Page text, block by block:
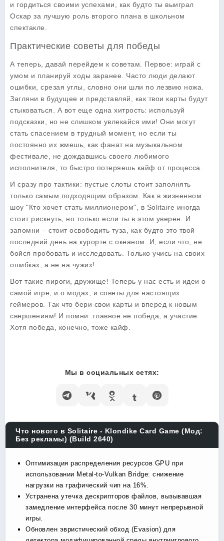
и гордиться своими успехами, как будто ты выиграл
Оскар за лучшую роль второго плана в школьном
спектакле.
Практические советы для победы
А теперь, давай перейдем к советам. Первое: играй с
умом и планируй ходы заранее . Часто люди делают
ошибки, срезая углы, словно они шли по лезвию ножа.
Загляни в будущее и представляй, как твои карты будут
стыковаться. А вот еще одна хитрость: используй
подсказки, но не слишком увлекайся ими! Они могут
стать спасением в трудный момент, но если ты
постоянно их жмешь, как фанат на музыкальном
фестивале, не дождавшись своего любимого
исполнителя, то быстро потеряешь кайф от процесса.
И сразу про тактики: пустые слоты стоит заполнять
только самым подходящим образом . Как в жизненном
шоу "Кто хочет стать миллионером", в Solitaire иногда
стоит рискнуть, но только если ты в этом уверен. И
запомни – стоит освободить туза, как будто это твой
последний день на курорте с океаном. И, если что, не
бойся пробовать и исследовать. Только учись на своих
ошибках, а не на чужих!
Вот такие пироги, дружище! Теперь у нас есть и идеи о
самой игре, и о модах, и советы для настоящих
геймеров. Так что бери свои карты и вперед к новым
свершениям! И помни: главное не победа, а участие.
Хотя победа, конечно, тоже кайф.
Мы в социальных сетях:
Что нового в Solitaire - Klondike Card Game (Мод:
Без рекламы) (Build 2640)
Оптимизация распределения ресурсов GPU при
использовании Metal-to-Vulkan Bridge: снижение
нагрузки на графический чип на 16%.
Устранена утечка дескрипторов файлов, вызывавшая
замедление интерфейса после 30 минут непрерывной
игры.
Обновлен эвристический обход (Evasion) для